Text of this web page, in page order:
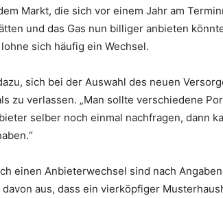
Markt, die sich vor einem Jahr am
und das Gas nun billiger anbieten
sich häufig ein Wechsel.
sich bei der Auswahl des neuen
zu verlassen. „Man sollte verschiedene
selber noch einmal nachfragen, dann
einen Anbieterwechsel sind nach
aus, dass ein vierköpfiger